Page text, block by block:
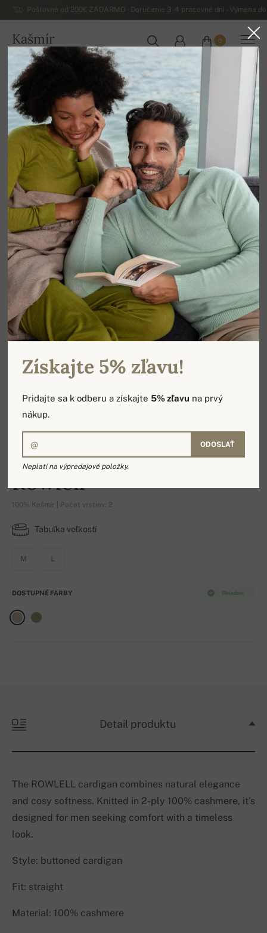
Poštovné od 200€ ZADARMO - Doručenie 3-4 pracovné dni - Výmena
Kašmír
SLOVENSKO
0
Domov
Luxusné pánske kašmírové svetre
Pánske kašmírové svetre na gombíky
Rowlell
100% Kašmír | Počet vrstiev: 2
Tabuľka veľkostí
M L
Skladom
DOSTUPNÉ FARBY
Detail produktu
The ROWLELL cardigan combines natural elegance
and cosy softness. Knitted in 2-ply 100% cashmere, it’s
designed for men seeking comfort with a timeless
look.
Style: buttoned cardigan
Fit: straight
Material: 100% cashmere
Získajte 5% zľavu!
Pridajte sa k odberu a získajte5% zľavu na prvý
nákup.
ODOSLAŤ
Neplatí na výpredajové položky.